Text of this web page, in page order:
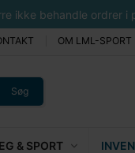
ikke behandle ordrer
OM LML-SPORT
Søg
& SPORT